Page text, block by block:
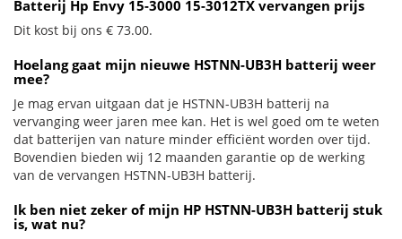
Batterij Hp Envy 15-3000 15-3012TX vervangen prijs
Dit kost bij ons € 73.00.
Hoelang gaat mijn nieuwe HSTNN-UB3H batterij weer
mee?
Je mag ervan uitgaan dat je HSTNN-UB3H batterij na
vervanging weer jaren mee kan. Het is wel goed om te weten
dat batterijen van nature minder efficiënt worden over tijd.
Bovendien bieden wij 12 maanden garantie op de werking
van de vervangen HSTNN-UB3H batterij.
Ik ben niet zeker of mijn HP HSTNN-UB3H batterij stuk
is, wat nu?